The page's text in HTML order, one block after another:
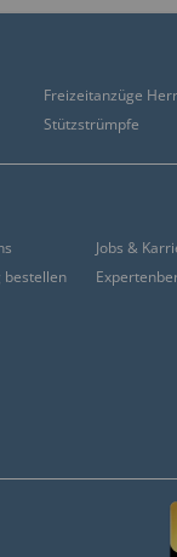
Freizeitanzüge
Stützstrümpfe
Jobs &
bestellen